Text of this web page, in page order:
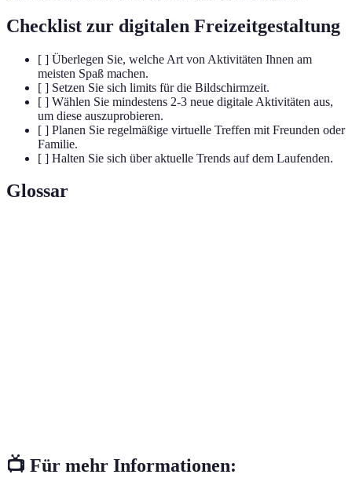
Checklist zur digitalen Freizeitgestaltung
[ ] Überlegen Sie, welche Art von Aktivitäten Ihnen am
meisten Spaß machen.
[ ] Setzen Sie sich limits für die Bildschirmzeit.
[ ] Wählen Sie mindestens 2-3 neue digitale Aktivitäten aus,
um diese auszuprobieren.
[ ] Planen Sie regelmäßige virtuelle Treffen mit Freunden oder
Familie.
[ ] Halten Sie sich über aktuelle Trends auf dem Laufenden.
Glossar
📺 Für mehr Informationen: